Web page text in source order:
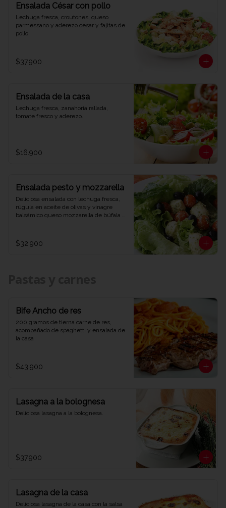
Ensalada César con pollo
Lechuga fresca, croutones, queso
parmessano y aderezo cesar y fajitas de
pollo.
$37.900
Ensalada de la casa
Lechuga fresca, zanahoria rallada,
tomate fresco y aderezo.
$16.900
Ensalada pesto y mozzarella
Deliciosa ensalada con lechuga fresca,
rúgula en aceite de olivas y vinagre
balsámico queso mozzarella de búfala
$32.900
Bife Ancho de res
200 gramos de tierna carne de res,
acompañado de spaghetti y ensalada de
la casa
$43.900
Lasagna a la bolognesa
Deliciosa lasagna a la bolognesa.
$37.900
Lasagna de la casa
Deliciosa lasagna de la casa con la salsa